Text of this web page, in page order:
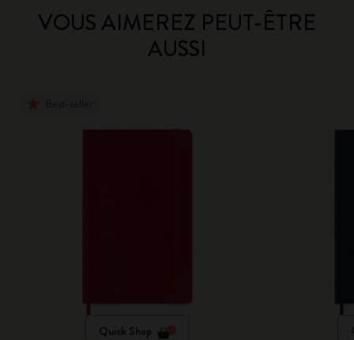
VOUS AIMEREZ PEUT-ÊTRE
AUSSI
Quick Shop